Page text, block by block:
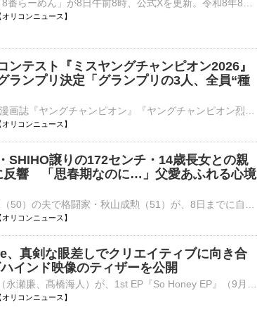
リコンニュース】
ンテスト『ミスヤングチャンピオン2026』
ランプリ決定「グランプリの3人、全員“種
リコンニュース】
SHIHO譲りの172センチ・14歳長女との親
反響 「思春期なのに…」父愛あふれる心境
リコンニュース】
真剣な眼差しでクリエイティブに向き合
インド映像のティザーを公開
リコンニュース】